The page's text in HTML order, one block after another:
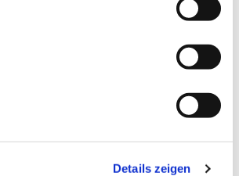
Details zeigen